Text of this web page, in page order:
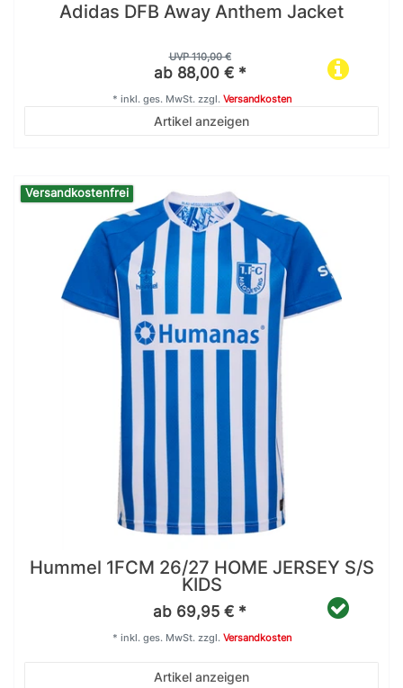
Adidas DFB Away Anthem Jacket
UVP 110,00 €
ab 88,00 € *
Artikel anzeigen
* inkl. ges. MwSt.zzgl. Versandkosten
Versandkostenfrei
Hummel 1FCM 26/27 HOME JERSEY S/S
KIDS
ab 69,95 € *
Artikel anzeigen
* inkl. ges. MwSt.zzgl. Versandkosten